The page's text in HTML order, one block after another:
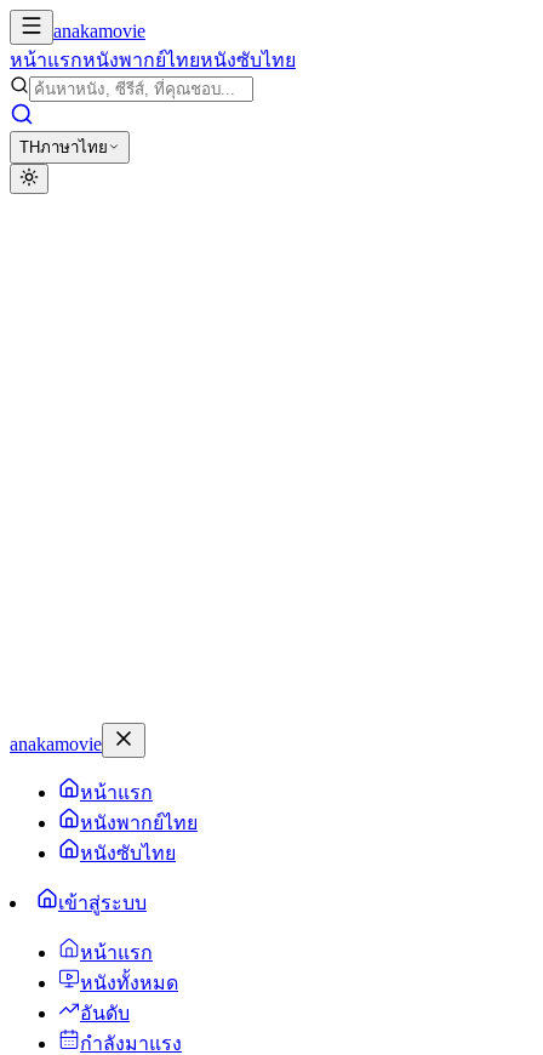
anakamovie
หน้าแรกหนังพากย์ไทยหนังซับไทย
THภาษาไทย
anakamovie
หน้าแรก
หนังพากย์ไทย
หนังซับไทย
เข้าสู่ระบบ
หน้าแรก
หนังทั้งหมด
อันดับ
กำลังมาแรง